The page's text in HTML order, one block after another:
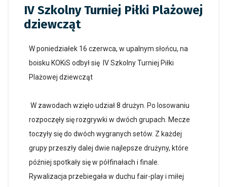
IV Szkolny Turniej Piłki Plażowej
dziewcząt
W poniedziałek 16 czerwca, w upalnym słońcu, na
boisku KOKiS odbył się IV Szkolny Turniej Piłki
Plażowej dziewcząt
W zawodach wzięło udział 8 drużyn. Po losowaniu
rozpoczęły się rozgrywki w dwóch grupach. Mecze
toczyły się do dwóch wygranych setów. Z każdej
grupy przeszły dalej dwie najlepsze drużyny, które
później spotkały się w półfinałach i finale.
Rywalizacja przebiegała w duchu fair-play i miłej